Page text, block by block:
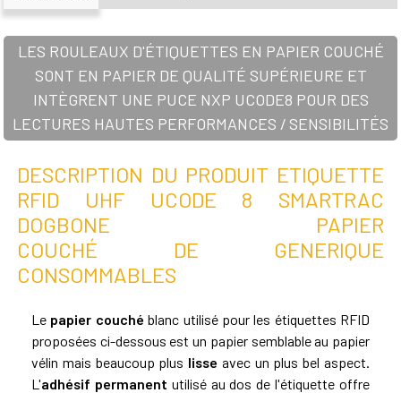
LES ROULEAUX D'ÉTIQUETTES EN PAPIER COUCHÉ
SONT EN PAPIER DE QUALITÉ SUPÉRIEURE ET
INTÈGRENT UNE PUCE NXP UCODE8 POUR DES
LECTURES HAUTES PERFORMANCES / SENSIBILITÉS
DESCRIPTION DU PRODUIT ETIQUETTE
RFID UHF UCODE 8 SMARTRAC
DOGBONE PAPIER
COUCHÉ DE GENERIQUE
CONSOMMABLES
Le papier couchéblanc utilisé pour les étiquettes RFID
proposées ci-dessous est un papier semblable au papier
vélin mais beaucoup plus lisse avec un plus bel aspect.
L'adhésif permanent utilisé au dos de l'étiquette offre